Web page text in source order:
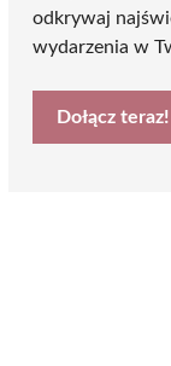
odkrywaj
wydarzenia w
Dołącz teraz!